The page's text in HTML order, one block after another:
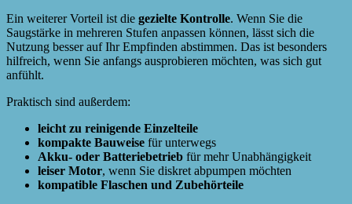
Ein weiterer Vorteil ist die gezielte Kontrolle. Wenn Sie die
Saugstärke in mehreren Stufen anpassen können, lässt sich die
Nutzung besser auf Ihr Empfinden abstimmen. Das ist besonders
hilfreich, wenn Sie anfangs ausprobieren möchten, was sich gut
anfühlt.
Praktisch sind außerdem:
leicht zu reinigende Einzelteile
kompakte Bauweise für unterwegs
Akku- oder Batteriebetrieb für mehr Unabhängigkeit
leiser Motor, wenn Sie diskret abpumpen möchten
kompatible Flaschen und Zubehörteile